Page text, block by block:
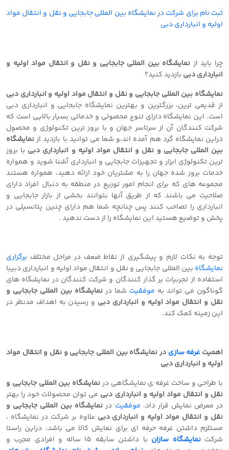
ثبت نام برای شرکت در نمایشگاه بین المللی جابجایی و نقل و انتقال مواد
اولیه و انبارداری دبی
چرا باید از نمایشگاه بین المللی جابجایی و نقل و انتقال مواد اولیه و
انبارداری دبی بازدید کنید؟
نمایشگاه بین المللی جابجایی و نقل و انتقال مواد اولیه و انبارداری دبی
از قدیمی ترین، بزرگترین و بهترین نمایشگاه جابجایی و انبارداری دبی
است. این نمایشگاه دارای تنوع محصولی و خدماتی بسیار بالایی است که
شرکت کنندگان آن از سرتاسر جهان و با بروز ترین تکنولوژی و محصول
دراین نمایشگاه گرد هم آمده اند،و شما می توانید با بازدید ازنمایشگاه
بین المللی جابجایی و نقل و انتقال مواد اولیه و انبارداری دبی با بروز
ترین تکنولوژی ابزار و تجهیزات جابجایی و انبارداری آشنا شوید و همواره
خدمات بروز شده جهان را به مشتریان خود ارائه دهید، همواره هستند
مجموعه های که برای انجام امور توزیع در منطقه به دنبال افراد دارای
صلاحیت می باشند که از طریق آنها بتوانند بخشی از بازار جابجایی و
انبارداری را تصاحب کنند پس چنانچه شما هم دارای چنین پتانسیلی در
پخش و توضیع هستید این نمایشگاه را از دست ندهید .
توجه به نکات لازم و پیشگیری از نقاط ضعف در مراحل مختلف برگزاری
نمایشگاه بین المللی جابجایی و نقل و انتقال مواد اولیه و انبارداری دبیبا
استفاده از تجربیات بر گذار کنندگان و شرکت کنندگان در نمایشگاه های
گوناگون می تواند به موفقیت شما در نمایشگاه بین المللی جابجایی و
نقل و انتقال مواد اولیه و انبارداری دبی و رسیدن به اهداف مدنظر در
این زمینه کمک کند.
اهمیت غرفه سازی در نمایشگاه بین المللی جابجایی و نقل و انتقال مواد
اولیه و انبارداری دبی
با طراحی و ساخت غرفه ی نمایشگاهی درنمایشگاه بین المللی جابجایی و
نقل و انتقال مواد اولیه و انبارداری دبی می توان محصولات خود را بهتر
در معرض نمایش قرار داد. موفقیت در نمایشگاه بین المللی جابجایی و
نقل و انتقال مواد اولیه و انبارداری دبیعلاوه بر شرکت در نمایشگاه ،
مستلزم داشتن غرفه حرفه ای برای نمایش کالا می باشد، دراین راستا
شرکتنمایشگاه سازان
با داشتن سابقه 15 ساله و افرادی مجرب و